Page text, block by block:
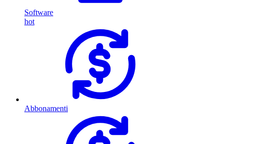
Software
hot
Abbonamenti